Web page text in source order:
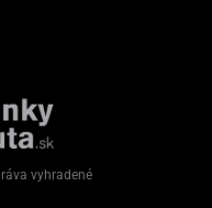
vyhradené